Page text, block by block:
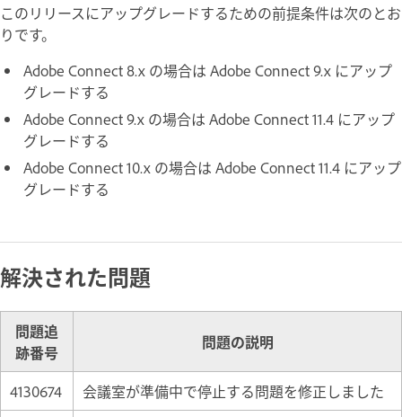
このリリースにアップグレードするための前提条件は次のとお
りです。
Adobe Connect 8.x の場合は Adobe Connect 9.x にアップ
グレードする
Adobe Connect 9.x の場合は Adobe Connect 11.4 にアップ
グレードする
Adobe Connect 10.x の場合は Adobe Connect 11.4 にアップ
グレードする
解決された問題
問題追
跡番号
問題の説明
4130674 会議室が準備中で停止する問題を修正しました